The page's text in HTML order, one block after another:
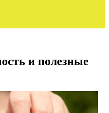
и полезные